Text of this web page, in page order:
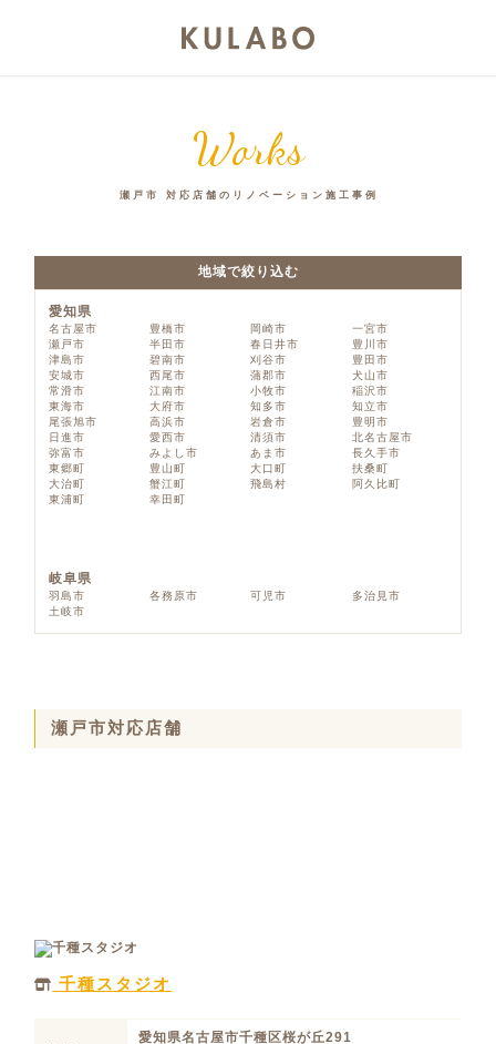
Works
瀬戸市 対応店舗のリノベーション施工事例
地域で絞り込む
愛知県
名古屋市 豊橋市 岡崎市
一宮市
瀬戸市
半田市 春日井市
豊川市
津島市
碧南市 刈谷市
豊田市
安城市
西尾市 蒲郡市
犬山市
常滑市
江南市 小牧市
稲沢市
東海市
大府市 知多市
知立市
尾張旭市
高浜市 岩倉市
豊明市
日進市
愛西市 清須市
北名古屋市
弥富市
みよし市 あま市
長久手市
東郷町
豊山町 大口町
扶桑町
大治町
蟹江町 飛島村
阿久比町
東浦町
幸田町
岐阜県
羽島市 各務原市 可児市
多治見市
土岐市
瀬戸市対応店舗
千種スタジオ
愛知県名古屋市千種区桜が丘291